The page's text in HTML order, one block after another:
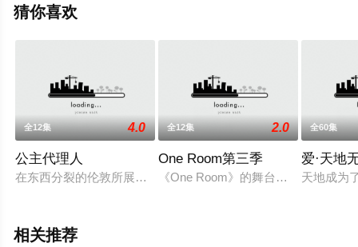
更多相关信息可移步至豆瓣动漫、电视猫或剧情网等平台
猜你喜欢
全12集 4.0
公主代理人
在东西分裂的伦敦所展开的，少女们的谍战动作剧！舞台是19
全12集 2.0
One Room第三季
《One Room》的舞台，发生在“主
全60集
爱·天地
天地成为
相关推荐